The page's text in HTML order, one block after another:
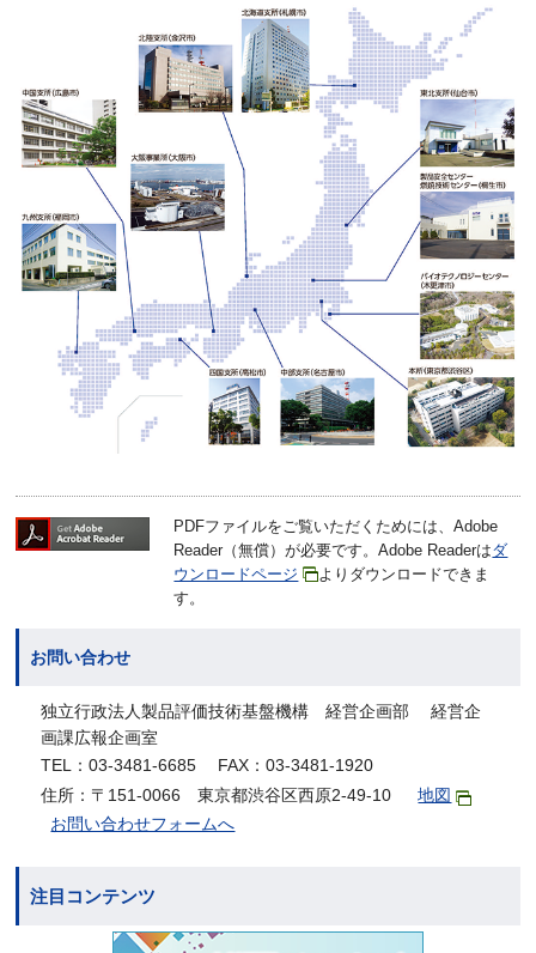
PDFファイルをご覧いただくためには、Adobe
Reader（無償）が必要です。Adobe Readerはダ
ウンロードページ
よりダウンロードできま
す。
お問い合わせ
独立行政法人製品評価技術基盤機構 経営企画部 経営企
画課広報企画室
TEL：03-3481-6685 FAX：03-3481-1920
住所：〒151-0066 東京都渋谷区西原2-49-10
地図
お問い合わせフォームへ
注目コンテンツ